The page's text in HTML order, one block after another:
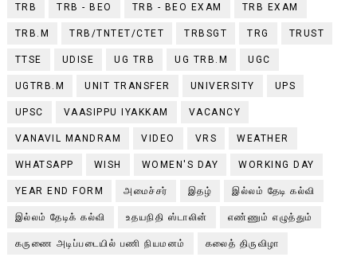
TRB TRB - BEO TRB - BEO EXAM TRB EXAM
TRB.M TRB/TNTET/CTET TRBSGT TRG TRUST
TTSE UDISE UG TRB UG TRB.M UGC
UGTRB.M UNIT TRANSFER UNIVERSITY UPS
UPSC VAASIPPU IYAKKAM VACANCY
VANAVIL MANDRAM VIDEO VRS WEATHER
WHATSAPP WISH WOMEN'S DAY WORKING DAY
YEAR END FORM அமைச்சர் இதழ் இல்லம் தேடி கல்வி
இல்லம் தேடிக் கல்வி உதயநிதி ஸ்டாலின் எண்ணும் எழுத்தும்
கருணை அடிப்படையில் பணி நியமனம் கலைத் திருவிழா